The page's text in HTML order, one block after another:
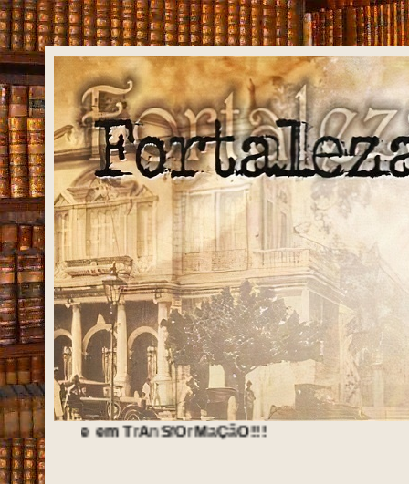
TrAnS MaÇãO!!!